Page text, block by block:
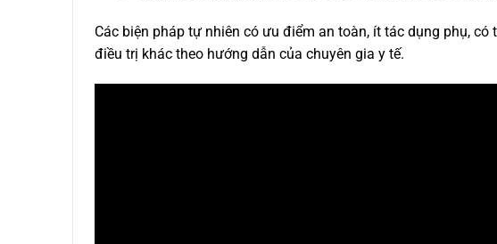
Các biện pháp tự nhiên có ưu điểm an toàn, ít tác dụng phụ,
điều trị khác theo hướng dẫn của chuyên gia y tế.